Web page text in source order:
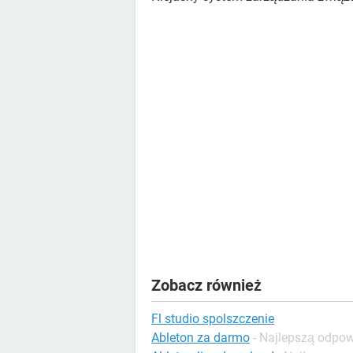
Zobacz również
Fl studio spolszczenie
Ableton za darmo - Najlepszą